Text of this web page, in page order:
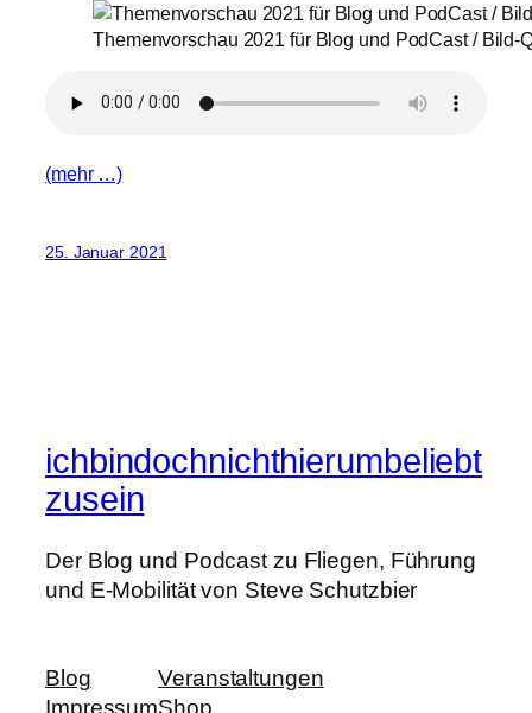
Themenvorschau 2021 für Blog und PodCast / Bild-
(mehr …)
25. Januar 2021
ichbindochnichthierumbeliebt
zusein
Der Blog und Podcast zu Fliegen, Führung
und E-Mobilität von Steve Schutzbier
Blog
Impressum
Veranstaltungen
Shop